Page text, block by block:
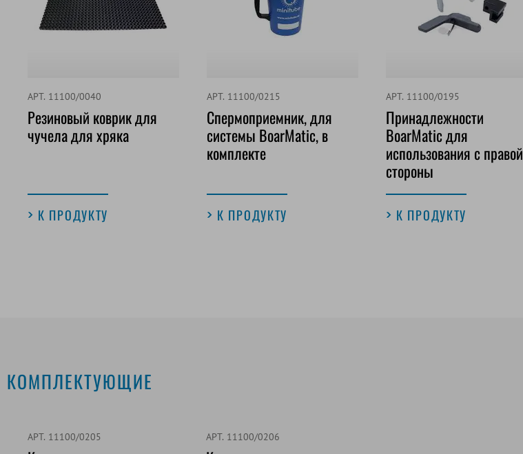
АРТ. 11100/0040
Резиновый коврик для
чучела для хряка
К ПРОДУКТУ
АРТ. 11100/0215
Спермоприемник, для
системы BoarMatic, в
комплекте
К ПРОДУКТУ
АРТ. 11100/0195
Принадлежности
BoarMatic для
использования с правой
стороны
К ПРОДУКТУ
КОМПЛЕКТУЮЩИЕ
АРТ. 11100/0205 АРТ. 11100/0206